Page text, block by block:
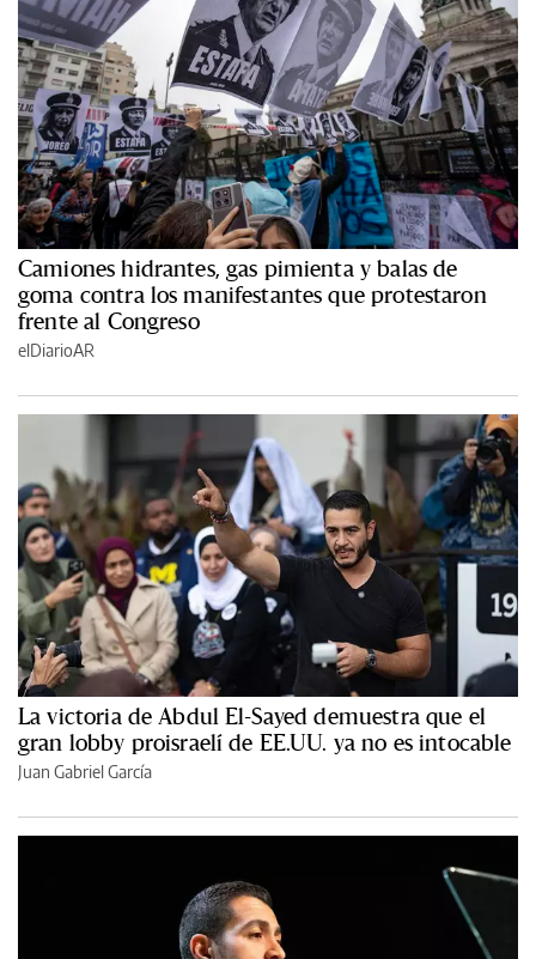
Camiones hidrantes, gas pimienta y balas de
goma contra los manifestantes que protestaron
frente al Congreso
elDiarioAR
La victoria de Abdul El-Sayed demuestra que el
gran lobby proisraelí de EE.UU. ya no es intocable
Juan Gabriel García